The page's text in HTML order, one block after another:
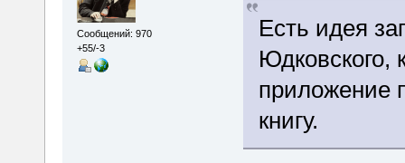
Сообщений: 970
+55/-3
Есть идея
Юдковского,
приложение
книгу.